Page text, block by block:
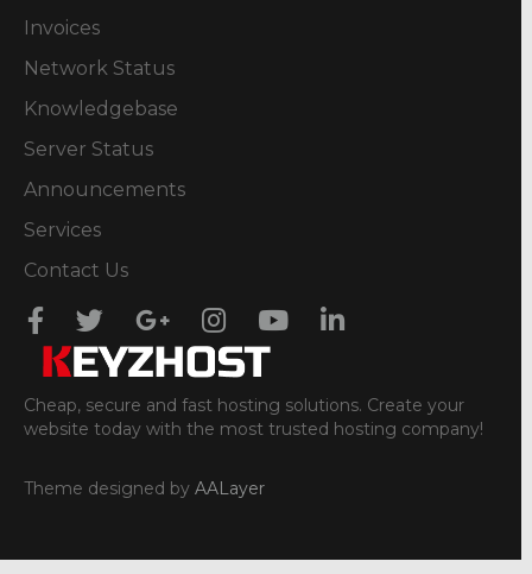
Invoices
Network Status
Knowledgebase
Server Status
Announcements
Services
Contact Us
Cheap, secure and fast hosting solutions. Create your
website today with the most trusted hosting company!
Theme designed by AALayer